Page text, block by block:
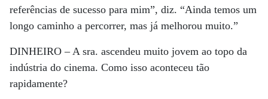
referências de sucesso para mim”, diz. “Ainda temos um
longo caminho a percorrer, mas já melhorou muito.”
DINHEIRO –A sra. ascendeu muito jovem ao topo da
indústria do cinema. Como isso aconteceu tão
rapidamente?